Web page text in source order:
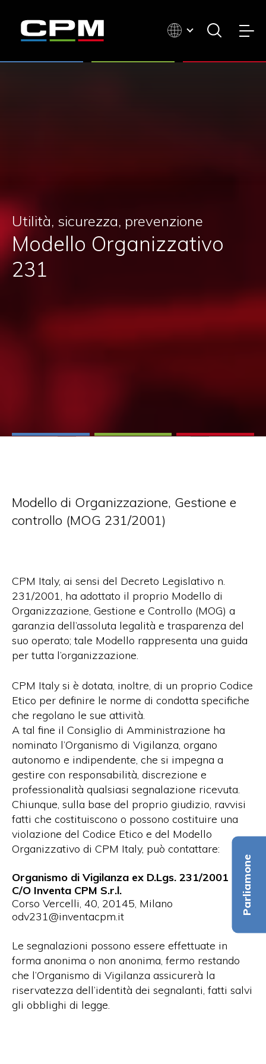
Parliamone
Utilità, sicurezza, prevenzione
Modello Organizzativo
231
Modello di Organizzazione, Gestione e
controllo (MOG 231/2001)
CPM Italy, ai sensi del Decreto Legislativo n.
231/2001, ha adottato il proprio Modello di
Organizzazione, Gestione e Controllo (MOG) a
garanzia dell’assoluta legalità e trasparenza del
suo operato; tale Modello rappresenta una guida
per tutta l’organizzazione.
CPM Italy si è dotata, inoltre, di un proprio Codice
Etico per definire le norme di condotta specifiche
che regolano le sue attività.
A tal fine il Consiglio di Amministrazione ha
nominato l’Organismo di Vigilanza, organo
autonomo e indipendente, che si impegna a
gestire con responsabilità, discrezione e
professionalità qualsiasi segnalazione ricevuta.
Chiunque, sulla base del proprio giudizio, ravvisi
fatti che costituiscono o possono costituire una
violazione del Codice Etico e del Modello
Organizzativo di CPM Italy, può contattare:
Organismo di Vigilanza ex D.Lgs. 231/2001
C/O Inventa CPM S.r.l.
Corso Vercelli, 40, 20145, Milano
odv231@inventacpm.it
Le segnalazioni possono essere effettuate in
forma anonima o non anonima, fermo restando
che l’Organismo di Vigilanza assicurerà la
riservatezza dell’identità dei segnalanti, fatti salvi
gli obblighi di legge.